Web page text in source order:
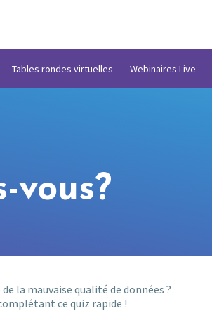
Tables rondes virtuelles Webinaires Live
la mauvaise qualité de données ?
ce quiz rapide !